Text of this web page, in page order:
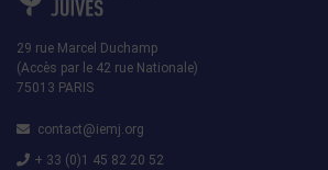
29 rue Marcel Duchamp
(Accès par le 42 rue Nationale)
75013 PARIS
contact@iemj.org
+ 33 (0)1 45 82 20 52